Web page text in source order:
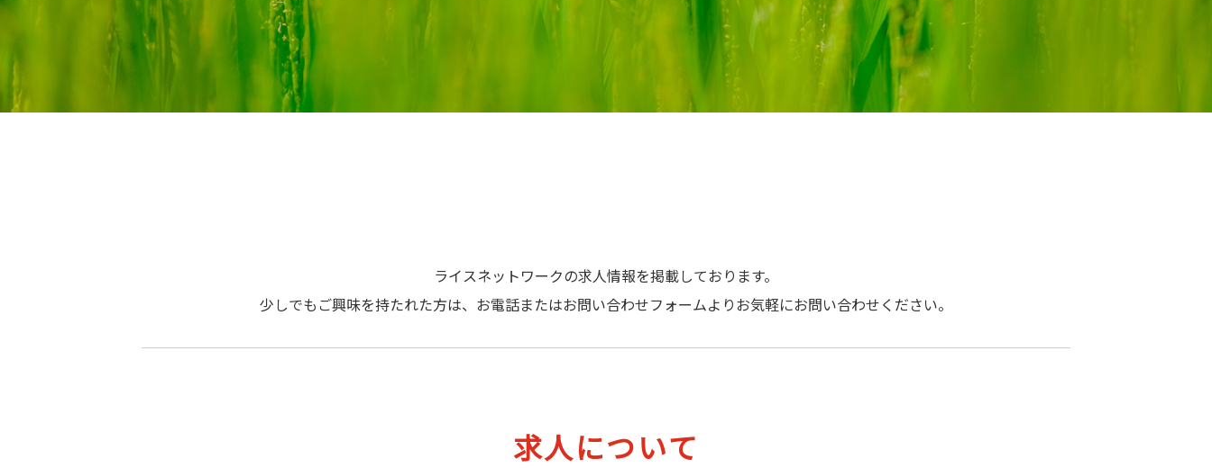
ライスネットワークの求人情報を掲載しております。
少しでもご興味を持たれた方は、お電話またはお問い合わせフォームよりお気軽にお問い合わせください。
求人について